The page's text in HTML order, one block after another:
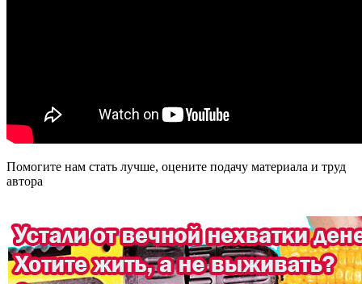
Помогите нам стать лучше, оцените подачу материала и труд
автора